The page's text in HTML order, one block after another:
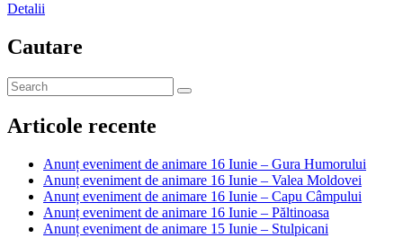
Detalii
Cautare
Articole recente
Anunț eveniment de animare 16 Iunie – Gura Humorului
Anunț eveniment de animare 16 Iunie – Valea Moldovei
Anunț eveniment de animare 16 Iunie – Capu Câmpului
Anunț eveniment de animare 16 Iunie – Păltinoasa
Anunț eveniment de animare 15 Iunie – Stulpicani